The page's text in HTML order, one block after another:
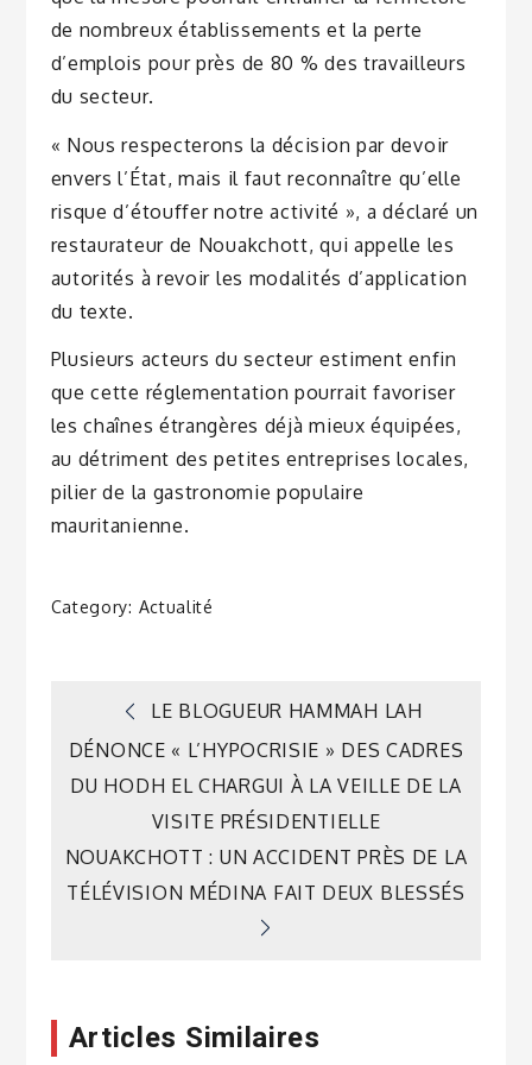
de nombreux établissements et la perte
d’emplois pour près de 80 % des travailleurs
du secteur.
« Nous respecterons la décision par devoir
envers l’État, mais il faut reconnaître qu’elle
risque d’étouffer notre activité », a déclaré un
restaurateur de Nouakchott, qui appelle les
autorités à revoir les modalités d’application
du texte.
Plusieurs acteurs du secteur estiment enfin
que cette réglementation pourrait favoriser
les chaînes étrangères déjà mieux équipées,
au détriment des petites entreprises locales,
pilier de la gastronomie populaire
mauritanienne.
Category: Actualité
Navigation
de
l’article
LE BLOGUEUR HAMMAH LAH
DÉNONCE « L’HYPOCRISIE » DES CADRES
DU HODH EL CHARGUI À LA VEILLE DE LA
VISITE PRÉSIDENTIELLE
NOUAKCHOTT : UN ACCIDENT PRÈS DE LA
TÉLÉVISION MÉDINA FAIT DEUX BLESSÉS
Articles Similaires